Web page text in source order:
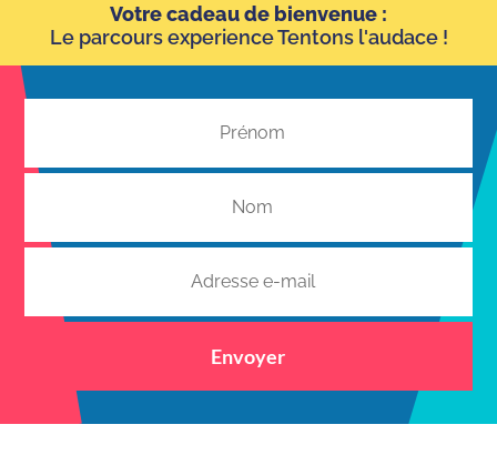
Votre cadeau de bienvenue :
Le parcours experience Tentons l'audace !
Envoyer